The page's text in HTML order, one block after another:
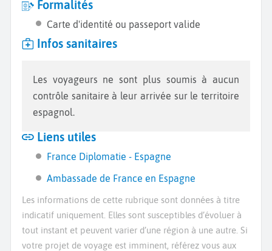
Formalités
Carte d'identité ou passeport valide
Infos sanitaires
Les voyageurs ne sont plus soumis à aucun
contrôle sanitaire à leur arrivée sur le territoire
espagnol.
Liens utiles
France Diplomatie - Espagne
Ambassade de France en Espagne
Les informations de cette rubrique sont données à titre
indicatif uniquement. Elles sont susceptibles d’évoluer à
tout instant et peuvent varier d’une région à une autre. Si
votre projet de voyage est imminent, référez vous aux